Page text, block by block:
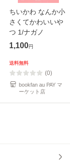
ちいかわ なんか小
さくてかわいいや
つ 1/ナガノ
1,100円
送料無料
(0)
bookfan au PAY マ
ーケット店